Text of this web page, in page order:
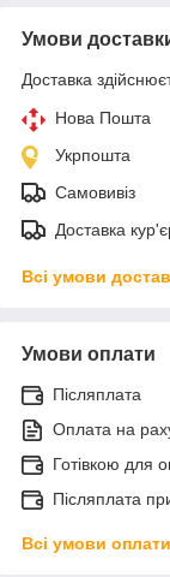
Умови
Доставка
Нова Пошта
Укрпошта
Самовивіз
Доставка
Всі умови
Умови оплати
Післяплата
Оплата на
Готівкою для
Післяплата
Всі умови оплати